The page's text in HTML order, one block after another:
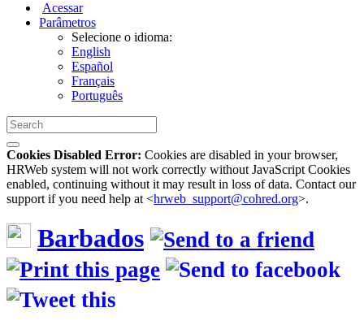
Acessar
Parâmetros
Selecione o idioma:
English
Español
Français
Português
Cookies Disabled Error: Cookies are disabled in your browser,
HRWeb system will not work correctly without JavaScript Cookies
enabled, continuing without it may result in loss of data. Contact our
support if you need help at <hrweb_support@cohred.org>.
Barbados